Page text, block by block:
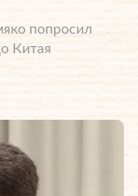
попросил
Китая